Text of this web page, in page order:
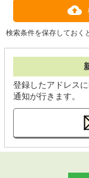
検索条件を保存しておく
登録したアドレス
通知が行きます。